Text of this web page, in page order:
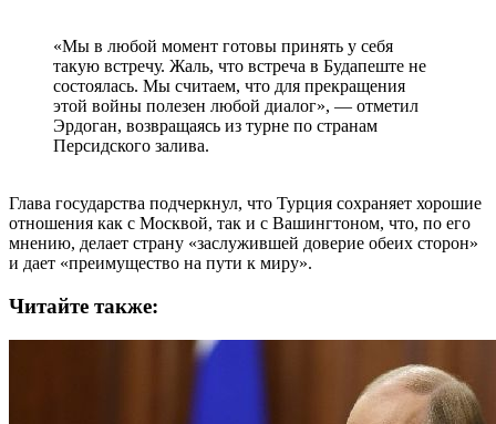
«Мы в любой момент готовы принять у себя
такую встречу. Жаль, что встреча в Будапеште не
состоялась. Мы считаем, что для прекращения
этой войны полезен любой диалог», — отметил
Эрдоган, возвращаясь из турне по странам
Персидского залива.
Глава государства подчеркнул, что Турция сохраняет хорошие
отношения как с Москвой, так и с Вашингтоном, что, по его
мнению, делает страну «заслужившей доверие обеих сторон»
и дает «преимущество на пути к миру».
Читайте также: